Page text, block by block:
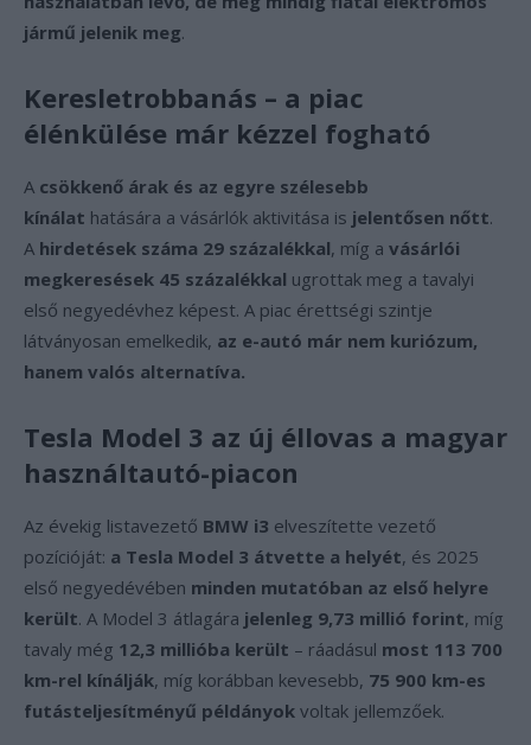
jármű jelenik meg.
Keresletrobbanás – a piac
élénkülése már kézzel fogható
A csökkenő árak és az egyre szélesebb
kínálat hatására a vásárlók aktivitása is jelentősen nőtt.
A hirdetések száma 29 százalékkal, míg a vásárlói
megkeresések 45 százalékkal ugrottak meg a tavalyi
első negyedévhez képest. A piac érettségi szintje
látványosan emelkedik, az e-autó már nem kuriózum,
hanem valós alternatíva.
Tesla Model 3 az új éllovas a magyar
használtautó-piacon
Az évekig listavezető BMW i3 elveszítette vezető
pozícióját: a Tesla Model 3 átvette a helyét, és 2025
első negyedévében minden mutatóban az első helyre
került. A Model 3 átlagára jelenleg 9,73 millió forint, míg
tavaly még 12,3 millióba került – ráadásul most 113 700
km-rel kínálják, míg korábban kevesebb, 75 900 km-es
futásteljesítményű példányok voltak jellemzőek.